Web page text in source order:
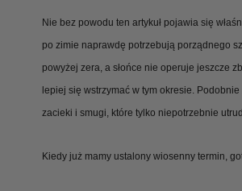
Nie bez powodu ten artykuł pojawia się
po zimie naprawdę potrzebują porządnego
powyżej zera, a słońce nie operuje jeszcze
lepiej się wstrzymać w tym okresie.
zacieki i smugi, które tylko niepotrzebnie
Kiedy już mamy ustalony wiosenny termin,